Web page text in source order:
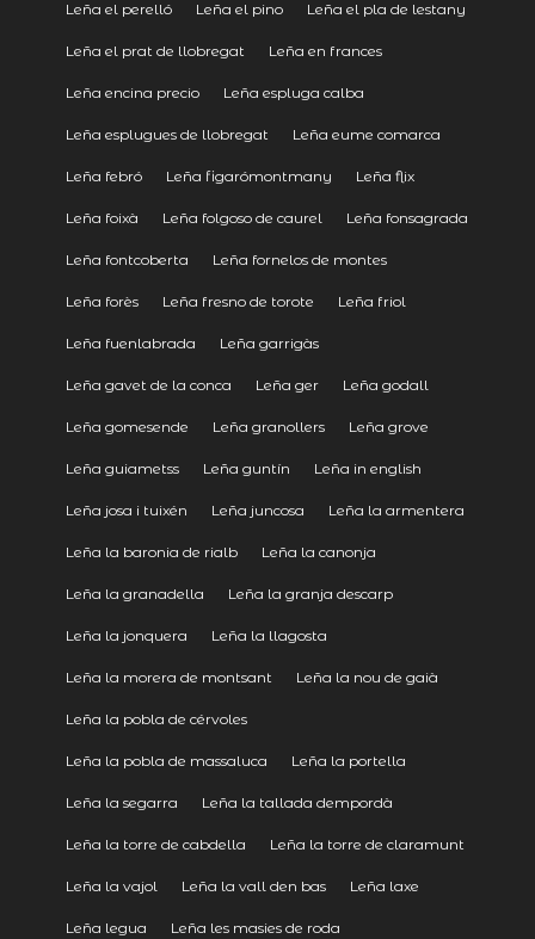
Leña el perelló Leña el pino Leña el pla de lestany
Leña el prat de llobregat Leña en frances
Leña encina precio Leña espluga calba
Leña esplugues de llobregat Leña eume comarca
Leña febró Leña figarómontmany Leña flix
Leña foixà Leña folgoso de caurel Leña fonsagrada
Leña fontcoberta Leña fornelos de montes
Leña forès Leña fresno de torote Leña friol
Leña fuenlabrada Leña garrigàs
Leña gavet de la conca Leña ger Leña godall
Leña gomesende Leña granollers Leña grove
Leña guiametss Leña guntín Leña in english
Leña josa i tuixén Leña juncosa Leña la armentera
Leña la baronia de rialb Leña la canonja
Leña la granadella Leña la granja descarp
Leña la jonquera Leña la llagosta
Leña la morera de montsant Leña la nou de gaià
Leña la pobla de cérvoles
Leña la pobla de massaluca Leña la portella
Leña la segarra Leña la tallada dempordà
Leña la torre de cabdella Leña la torre de claramunt
Leña la vajol Leña la vall den bas Leña laxe
Leña legua Leña les masies de roda